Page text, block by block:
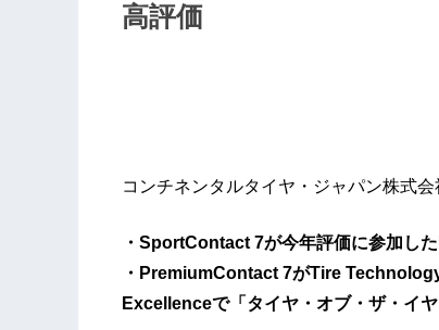
高評価
コンチネンタルタイヤ・ジャパン株式
・SportContact 7が今年評価に参加し
・PremiumContact 7がTire
Excellenceで「タイヤ・オブ・ザ・イ